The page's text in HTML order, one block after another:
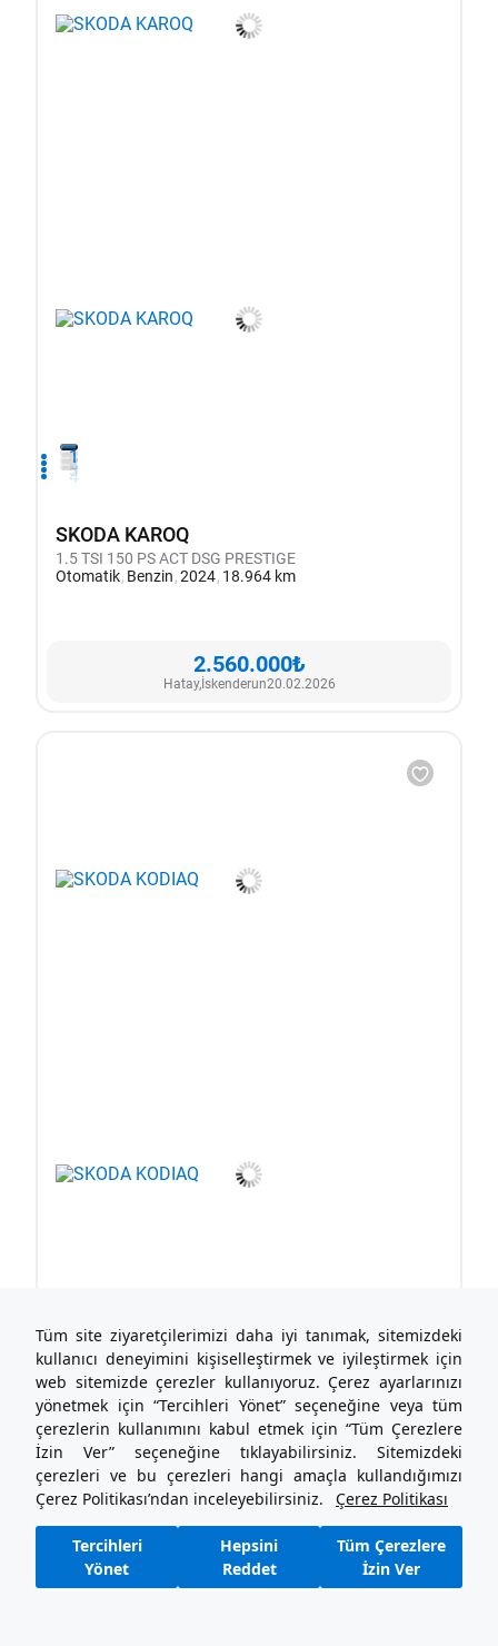
Tüm site ziyaretçilerimizi daha iyi tanımak, sitemizdeki
kullanıcı deneyimini kişiselleştirmek ve iyileştirmek için
web sitemizde çerezler kullanıyoruz. Çerez ayarlarınızı
yönetmek için “Tercihleri Yönet” seçeneğine veya tüm
çerezlerin kullanımını kabul etmek için “Tüm Çerezlere
İzin Ver” seçeneğine tıklayabilirsiniz. Sitemizdeki
çerezleri ve bu çerezleri hangi amaçla kullandığımızı
Çerez Politikası’ndan inceleyebilirsiniz.
Çerez Politikası
Tercihleri
Yönet
Hepsini
Reddet
Tüm Çerezlere
İzin Ver
1
2
3
4
SKODA KAROQ
1.5 TSI 150 PS ACT DSG PRESTIGE
Otomatik Benzin2024 18.964 km
2.560.000₺
Hatay,İskenderun20.02.2026